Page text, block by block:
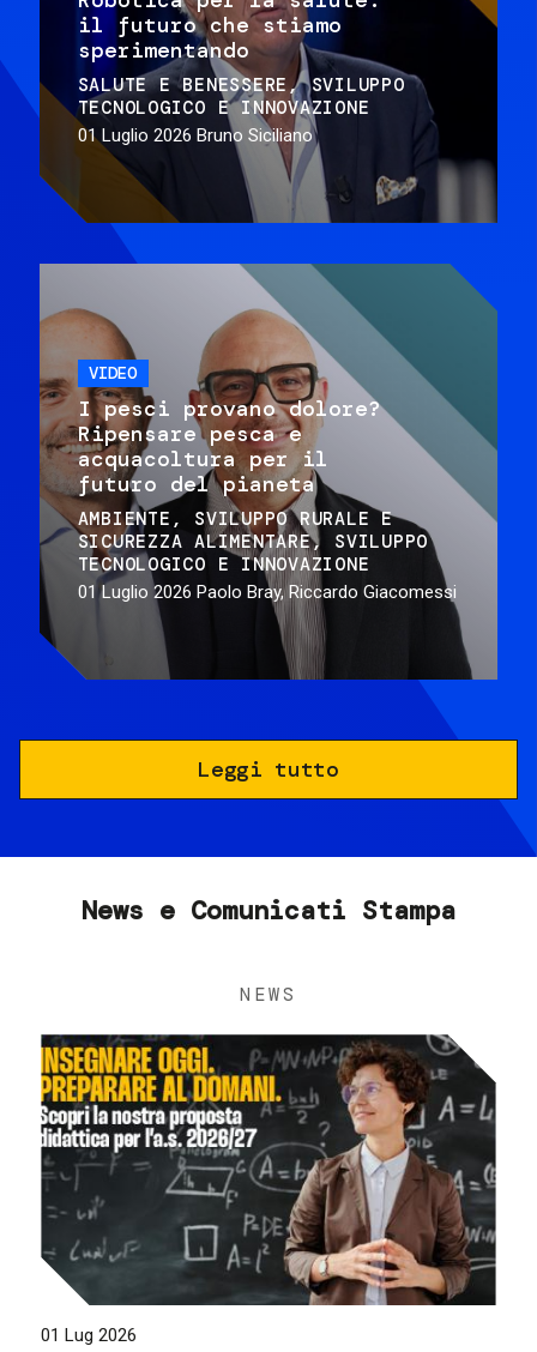
il futuro che stiamo
sperimentando
SALUTE E BENESSERE
SVILUPPO
TECNOLOGICO E INNOVAZIONE
01 Luglio 2026 Bruno Siciliano
VIDEO
I pesci provano dolore?
Ripensare pesca e
acquacoltura per il
futuro del pianeta
AMBIENTE
SVILUPPO RURALE E
SICUREZZA ALIMENTARE
SVILUPPO
TECNOLOGICO E INNOVAZIONE
01 Luglio 2026 Paolo Bray, Riccardo Giacomessi
Leggi tutto
News e Comunicati Stampa
NEWS
01 Lug 2026